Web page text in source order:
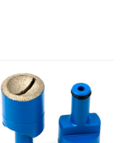
Геометрия заточки
сфера
Диаметр заточки, мм
10
Стандарт хвостовика